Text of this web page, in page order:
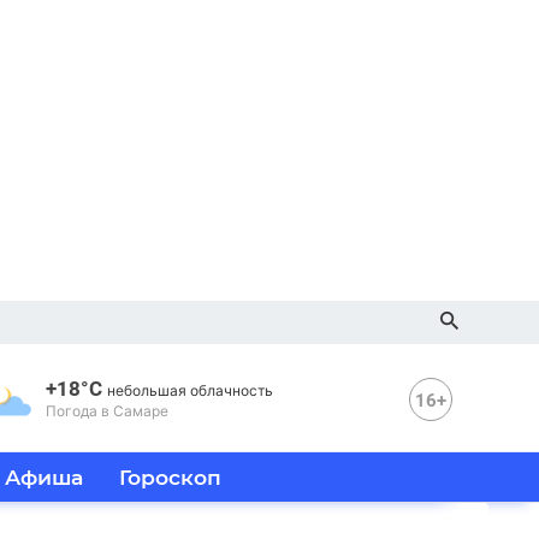
+18°C небольшая облачность
Погода в Самаре
16+
Афиша Гороскоп